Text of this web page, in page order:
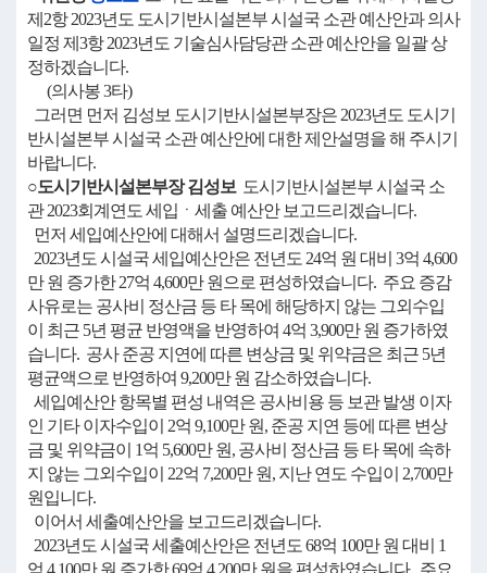
제2항 2023년도 도시기반시설본부 시설국 소관 예산안과 의사
일정 제3항 2023년도 기술심사담당관 소관 예산안을 일괄 상
정하겠습니다.
(의사봉 3타)
그러면 먼저 김성보 도시기반시설본부장은 2023년도 도시기
반시설본부 시설국 소관 예산안에 대한 제안설명을 해 주시기
바랍니다.
○도시기반시설본부장 김성보 도시기반시설본부 시설국 소
관 2023회계연도 세입ㆍ세출 예산안 보고드리겠습니다.
먼저 세입예산안에 대해서 설명드리겠습니다.
2023년도 시설국 세입예산안은 전년도 24억 원 대비 3억 4,600
만 원 증가한 27억 4,600만 원으로 편성하였습니다. 주요 증감
사유로는 공사비 정산금 등 타 목에 해당하지 않는 그외수입
이 최근 5년 평균 반영액을 반영하여 4억 3,900만 원 증가하였
습니다. 공사 준공 지연에 따른 변상금 및 위약금은 최근 5년
평균액으로 반영하여 9,200만 원 감소하였습니다.
세입예산안 항목별 편성 내역은 공사비용 등 보관 발생 이자
인 기타 이자수입이 2억 9,100만 원, 준공 지연 등에 따른 변상
금 및 위약금이 1억 5,600만 원, 공사비 정산금 등 타 목에 속하
지 않는 그외수입이 22억 7,200만 원, 지난 연도 수입이 2,700만
원입니다.
이어서 세출예산안을 보고드리겠습니다.
2023년도 시설국 세출예산안은 전년도 68억 100만 원 대비 1
억 4,100만 원 증가한 69억 4,200만 원을 편성하였습니다. 주요